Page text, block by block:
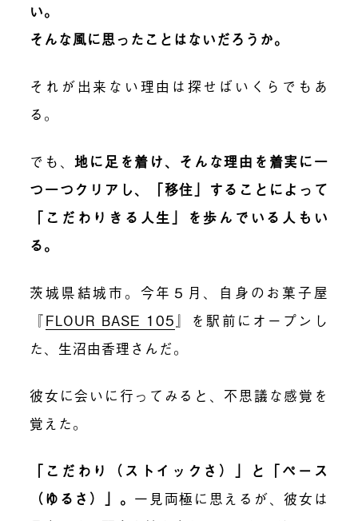
い。
そんな風に思ったことはないだろうか。
それが出来ない理由は探せばいくらでもあ
る。
でも、地に足を着け、そんな理由を着実に一
つ一つクリアし、「移住」することによって
「こだわりきる人生」を歩んでいる人もい
る。
茨城県結城市。今年５月、自身のお菓子屋
『FLOUR BASE 105 』を駅前にオープンし
た、生沼由香理さんだ。
彼女に会いに行ってみると、不思議な感覚を
覚えた。
「こだわり（ストイックさ）」と「ペース
（ゆるさ）」。 一見両極に思えるが、彼女は